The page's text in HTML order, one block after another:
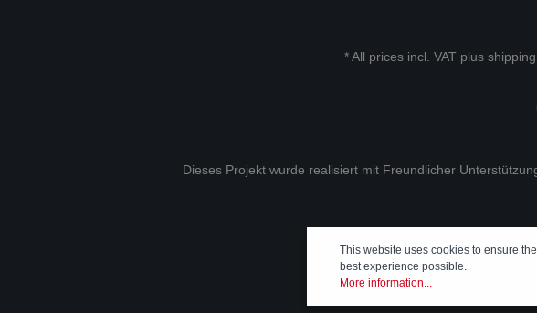
* All prices incl. VAT plus
Dieses Projekt wurde realisiert mit Freundlicher
This website uses cookies to ensure the
best experience possible.
More information...